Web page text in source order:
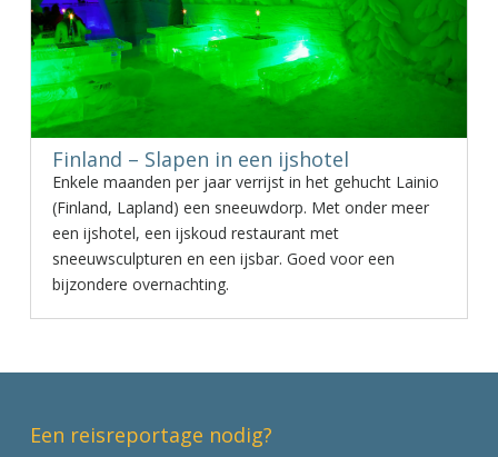
Finland – Slapen in een ijshotel
Enkele maanden per jaar verrijst in het gehucht Lainio
(Finland, Lapland) een sneeuwdorp. Met onder meer
een ijshotel, een ijskoud restaurant met
sneeuwsculpturen en een ijsbar. Goed voor een
bijzondere overnachting.
Een reisreportage nodig?